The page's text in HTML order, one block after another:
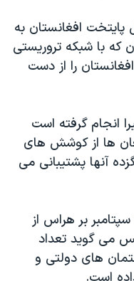
افغانستان به
که با شبکه تروريستی
را از دست
انجام گرفته است
ها از کوشش های
آنها پشتيبانی می
در اين ميان در پاکستان سالگرد ۱۱ سپتامبر بر هراس از
می گويد تعداد
های دولتی و